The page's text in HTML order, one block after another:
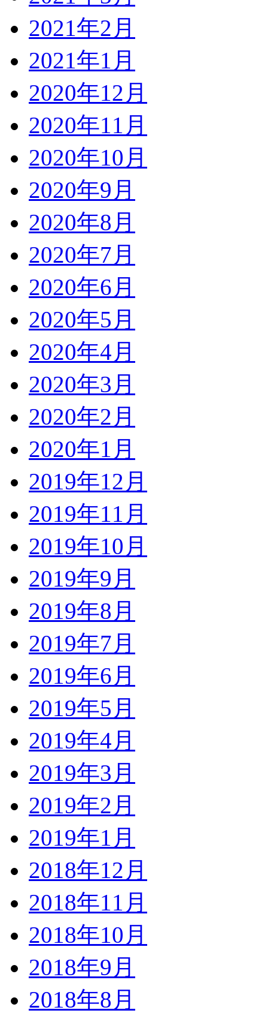
2021年2月
2021年1月
2020年12月
2020年11月
2020年10月
2020年9月
2020年8月
2020年7月
2020年6月
2020年5月
2020年4月
2020年3月
2020年2月
2020年1月
2019年12月
2019年11月
2019年10月
2019年9月
2019年8月
2019年7月
2019年6月
2019年5月
2019年4月
2019年3月
2019年2月
2019年1月
2018年12月
2018年11月
2018年10月
2018年9月
2018年8月